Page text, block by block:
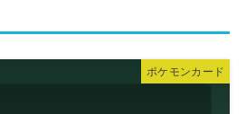
ポケモンカード